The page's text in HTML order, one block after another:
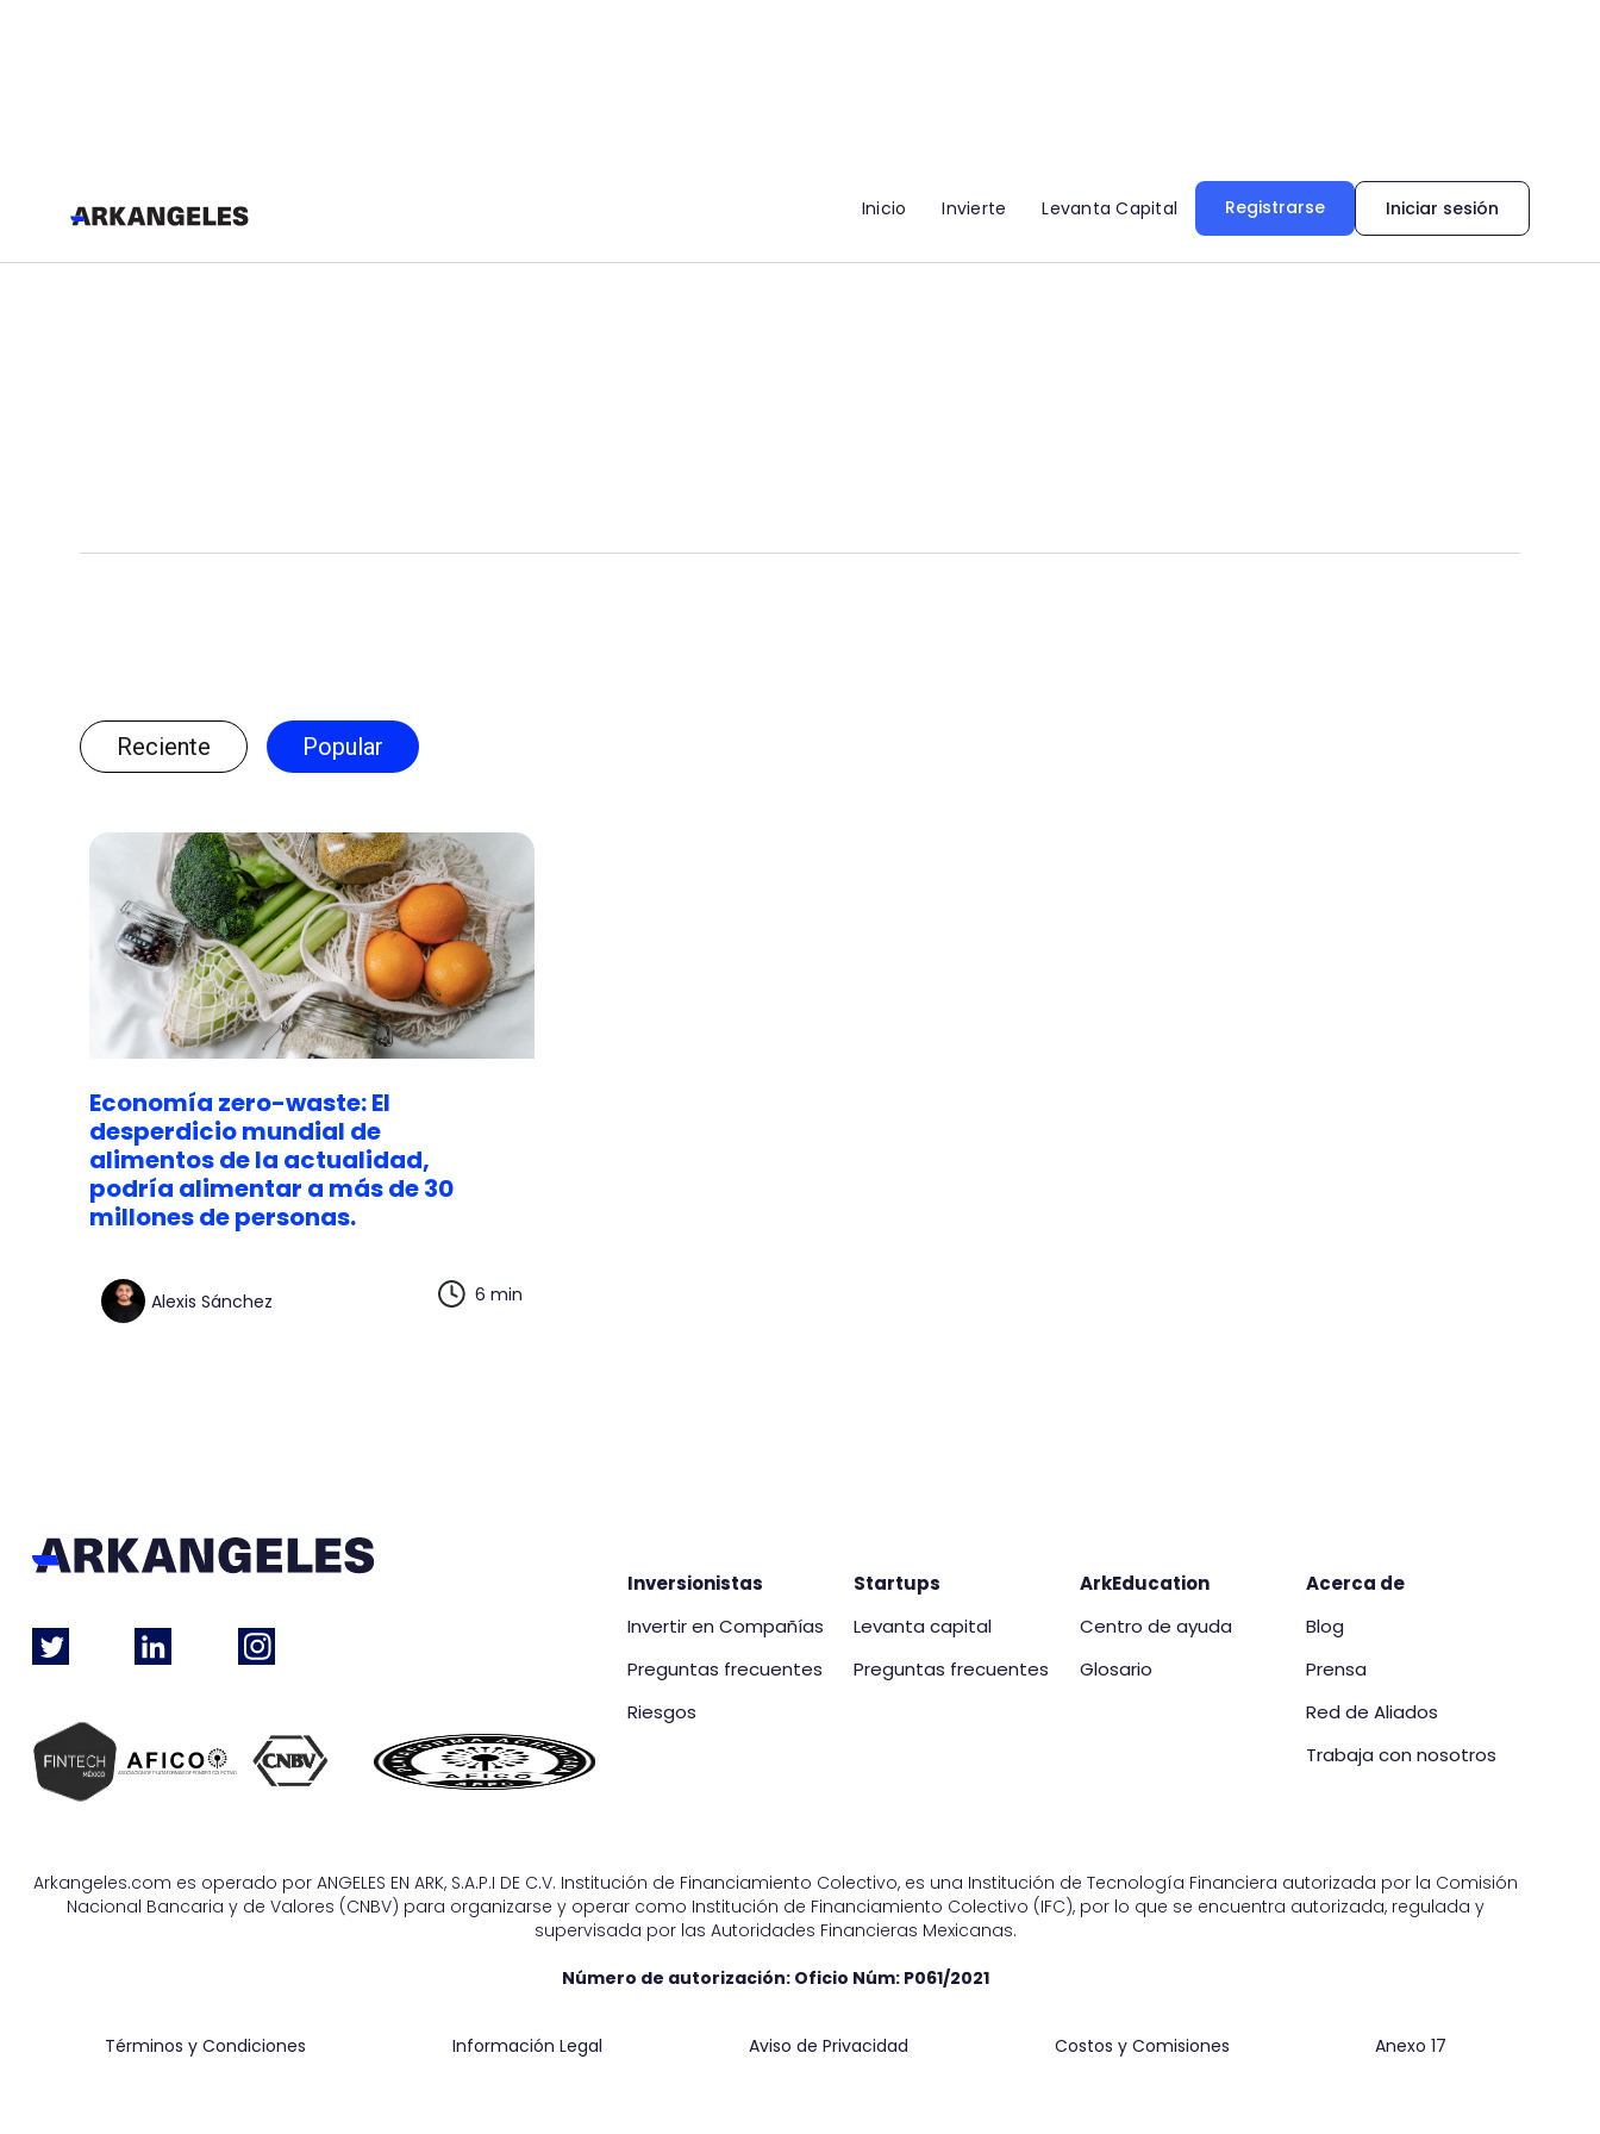
Inicio Invierte Levanta Capital Registrarse Iniciar sesión
Reciente Popular
Economía zero-waste: El
desperdicio mundial de
alimentos de la actualidad,
podría alimentar a más de 30
millones de personas.
Alexis Sánchez 6 min
Inversionistas
Invertir en Compañías
Preguntas frecuentes
Riesgos
Startups
Levanta capital
Preguntas frecuentes
ArkEducation
Centro de ayuda
Glosario
Acerca de
Blog
Prensa
Red de Aliados
Trabaja con nosotros
Arkangeles.com es operado por ANGELES EN ARK, S.A.P.I DE C.V. Institución de Financiamiento Colectivo, es una Institución de Tecnología Financiera autorizada por la Comisión
Nacional Bancaria y de Valores (CNBV) para organizarse y operar como Institución de Financiamiento Colectivo (IFC), por lo que se encuentra autorizada, regulada y
supervisada por las Autoridades Financieras Mexicanas.
Número de autorización: Oficio Núm: P061/2021
Términos y Condiciones Información Legal Aviso de Privacidad Costos y Comisiones Anexo 17